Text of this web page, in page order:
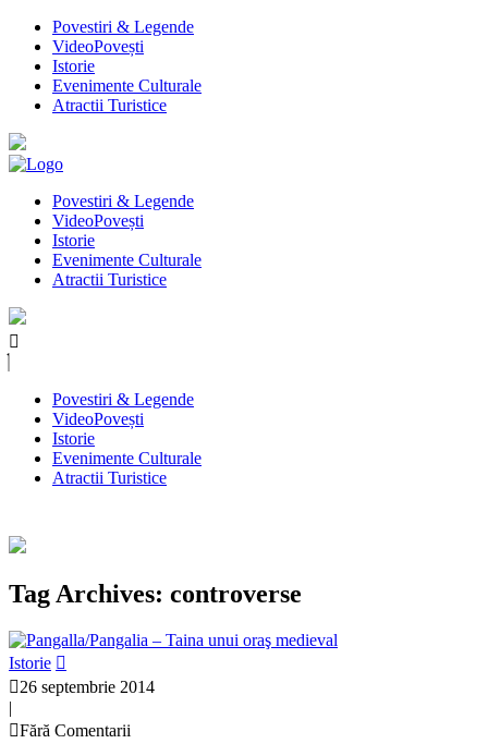
Povestiri & Legende
VideoPovești
Istorie
Evenimente Culturale
Atractii Turistice
Povestiri & Legende
VideoPovești
Istorie
Evenimente Culturale
Atractii Turistice
Povestiri & Legende
VideoPovești
Istorie
Evenimente Culturale
Atractii Turistice
Tag Archives: controverse
Istorie
26 septembrie 2014
|
Fără Comentarii